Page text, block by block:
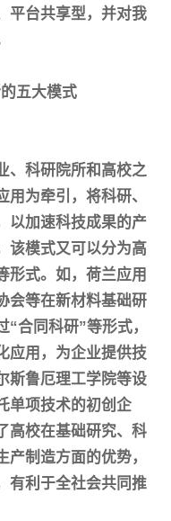
平台共享型，并对我
五大模式
、科研院所和高校之
为牵引，将科研、
以加速科技成果的产
该模式又可以分为高
形式。如，荷兰应用
会等在新材料基础研
“合同科研”等形式，
应用，为企业提供技
斯鲁厄理工学院等设
单项技术的初创企
高校在基础研究、科
制造方面的优势，
有利于全社会共同推